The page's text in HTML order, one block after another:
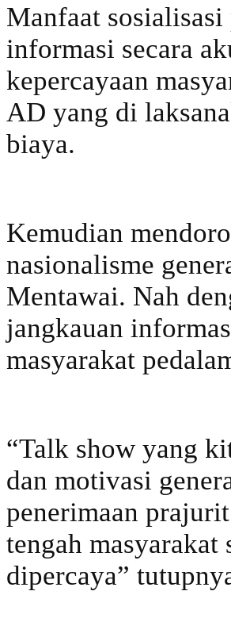
Manfaat
informasi secara
kepercayaan
AD yang di
biaya.
Kemudian
nasionalisme
Mentawai. Nah
jangkauan
masyarakat
“Talk show yang
dan motivasi
penerimaan
tengah
dipercaya”